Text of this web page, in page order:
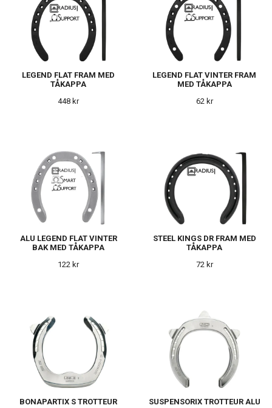
LEGEND FLAT FRAM MED
TÅKAPPA
448 kr
LEGEND FLAT VINTER FRAM
MED TÅKAPPA
62 kr
ALU LEGEND FLAT VINTER
BAK MED TÅKAPPA
122 kr
STEEL KINGS DR FRAM MED
TÅKAPPA
72 kr
BONAPARTIX S TROTTEUR
SUSPENSORIX TROTTEUR ALU